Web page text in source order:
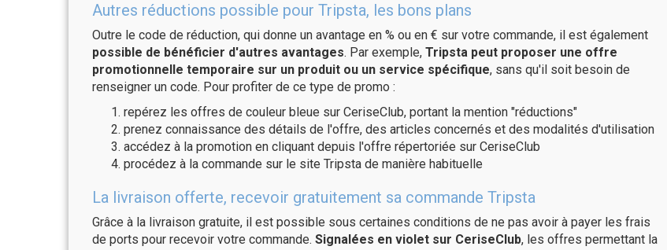
Autres réductions possible pour Tripsta, les bons plans
Outre le code de réduction, qui donne un avantage en % ou en € sur votre commande, il est également
possible de bénéficier d'autres avantages. Par exemple, Tripsta peut proposer une offre
promotionnelle temporaire sur un produit ou un service spécifique, sans qu'il soit besoin de
renseigner un code. Pour profiter de ce type de promo :
repérez les offres de couleur bleue sur CeriseClub, portant la mention "réductions"
prenez connaissance des détails de l'offre, des articles concernés et des modalités d'utilisation
accédez à la promotion en cliquant depuis l'offre répertoriée sur CeriseClub
procédez à la commande sur le site Tripsta de manière habituelle
La livraison offerte, recevoir gratuitement sa commande Tripsta
Grâce à la livraison gratuite, il est possible sous certaines conditions de ne pas avoir à payer les frais
de ports pour recevoir votre commande. Signalées en violet sur CeriseClub, les offres permettant la